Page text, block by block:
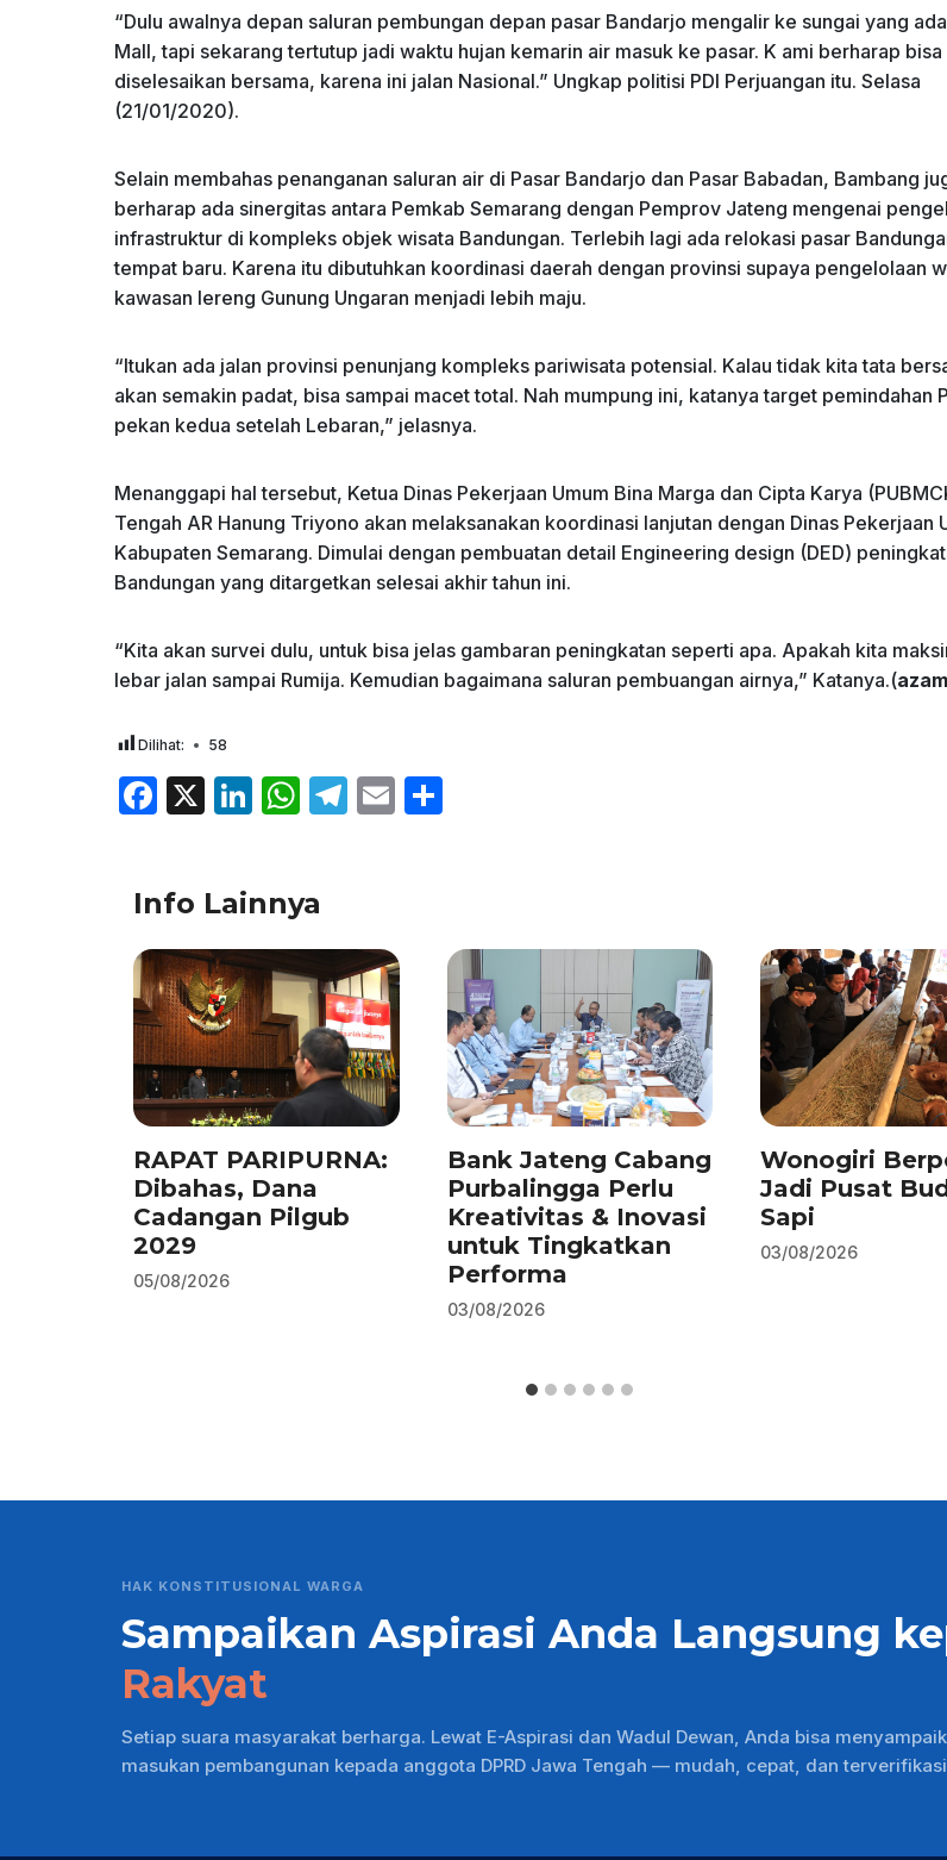
“Dulu awalnya depan saluran pembungan depan pasar Bandarjo mengalir ke sungai yang
Mall, tapi sekarang tertutup jadi waktu hujan kemarin air masuk ke pasar. K ami berharap bisa
diselesaikan bersama, karena ini jalan Nasional.” Ungkap politisi PDI Perjuangan itu. Selasa
(21/01/2020).
Selain membahas penanganan saluran air di Pasar Bandarjo dan Pasar Babadan, Bambang
berharap ada sinergitas antara Pemkab Semarang dengan Pemprov Jateng mengenai
infrastruktur di kompleks objek wisata Bandungan. Terlebih lagi ada relokasi pasar
tempat baru. Karena itu dibutuhkan koordinasi daerah dengan provinsi supaya pengelolaan
kawasan lereng Gunung Ungaran menjadi lebih maju.
“Itukan ada jalan provinsi penunjang kompleks pariwisata potensial. Kalau tidak kita tata
akan semakin padat, bisa sampai macet total. Nah mumpung ini, katanya target pemindahan
pekan kedua setelah Lebaran,” jelasnya.
Menanggapi hal tersebut, Ketua Dinas Pekerjaan Umum Bina Marga dan Cipta Karya
Tengah AR Hanung Triyono akan melaksanakan koordinasi lanjutan dengan Dinas Pekerjaan
Kabupaten Semarang. Dimulai dengan pembuatan detail Engineering design (DED)
Bandungan yang ditargetkan selesai akhir tahun ini.
“Kita akan survei dulu, untuk bisa jelas gambaran peningkatan seperti apa. Apakah kita
lebar jalan sampai Rumija. Kemudian bagaimana saluran pembuangan airnya,” Katanya.(
Dilihat: 58
F
e
b
o
o
k
X
Li
e
dI
n
W
s
A
p
p
T
a
m
E
Info Lainnya
RAPAT PARIPURNA:
Dibahas, Dana
Cadangan Pilgub
2029
05/08/2026
Bank Jateng Cabang
Purbalingga Perlu
Kreativitas & Inovasi
untuk Tingkatkan
Performa
03/08/2026
Wonogiri
Jadi Pusat
Sapi
03/08/2026
HAK KONSTITUSIONAL WARGA
Sampaikan Aspirasi Anda Langsung
Rakyat
Setiap suara masyarakat berharga. Lewat E-Aspirasi dan Wadul Dewan, Anda bisa
masukan pembangunan kepada anggota DPRD Jawa Tengah — mudah, cepat, dan